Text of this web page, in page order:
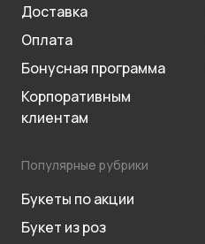
Доставка
Оплата
Бонусная программа
Корпоративным
клиентам
Популярные рубрики
Букеты по акции
Букет из роз